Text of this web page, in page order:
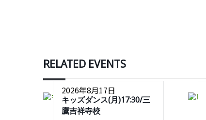
RELATED EVENTS
2026年8月17日
キッズダンス(月)17:30/三
鷹吉祥寺校